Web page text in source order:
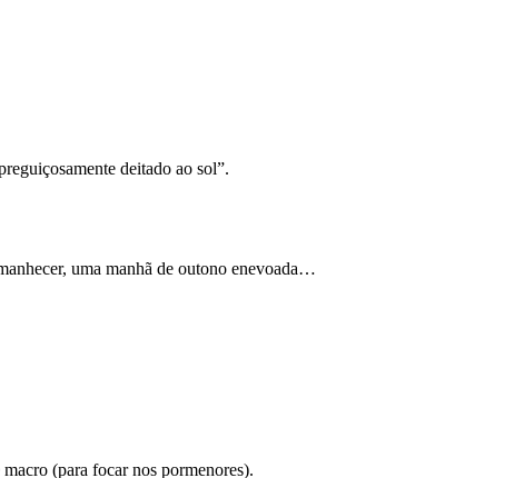
deitado ao sol”.
uma manhã de outono enevoada…
(para focar nos pormenores).